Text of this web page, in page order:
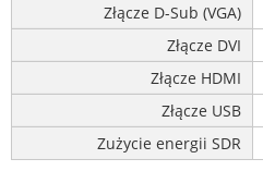
Złącze D-Sub (VGA)
Złącze DVI
Złącze HDMI
Złącze USB
Zużycie energii SDR